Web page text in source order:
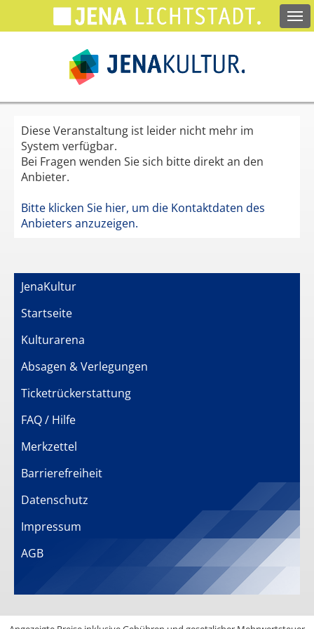
zum
Diese Veranstaltung ist leider nicht mehr im
System verfügbar.
Bei Fragen wenden Sie sich bitte direkt an den
Anbieter.
Bitte klicken Sie hier, um die Kontaktdaten des
Anbieters anzuzeigen.
JenaKultur
Startseite
Kulturarena
Absagen & Verlegungen
Ticketrückerstattung
FAQ / Hilfe
Merkzettel
Barrierefreiheit
Datenschutz
Impressum
AGB